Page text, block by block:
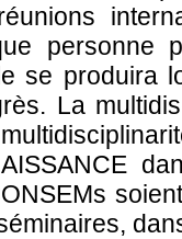
personne
se produira
. La
,